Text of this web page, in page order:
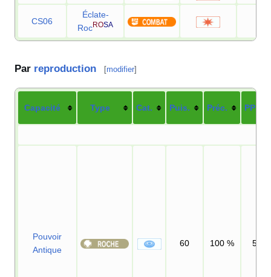
CS06
Éclate-
RocROSA
Par reproduction [modifier]
Capacité Type Cat. Puis. Préc. PP
Pouvoir
Antique
60 100 % 5